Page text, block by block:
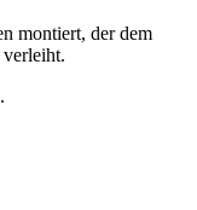
montiert, der dem
verleiht.